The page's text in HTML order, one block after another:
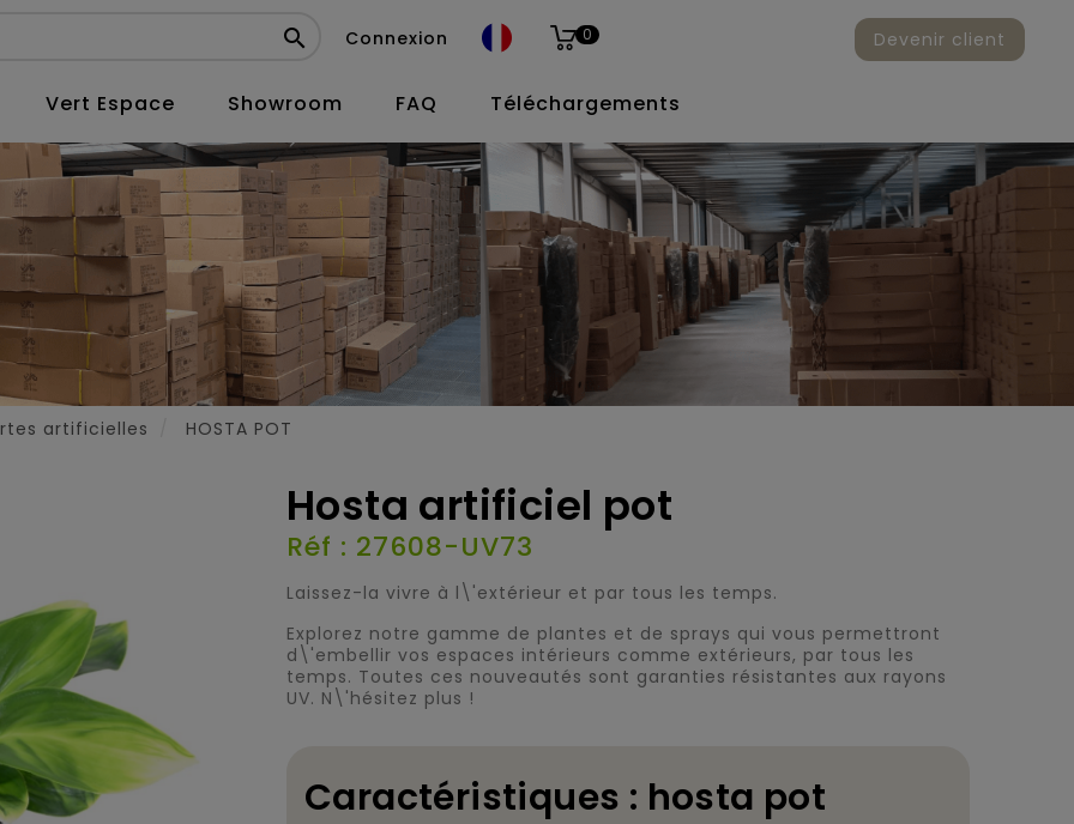
 Connexion 0
Vert Espace Showroom FAQ Téléchargements
Devenir client
artificielles HOSTA POT
Hosta artificiel pot
Réf : 27608-UV73
Laissez-la vivre à l\'extérieur et par tous les temps.
Explorez notre gamme de plantes et de sprays qui vous permettront
d\'embellir vos espaces intérieurs comme extérieurs, par tous les
temps. Toutes ces nouveautés sont garanties résistantes aux rayons
UV. N\'hésitez plus !
Caractéristiques : hosta pot